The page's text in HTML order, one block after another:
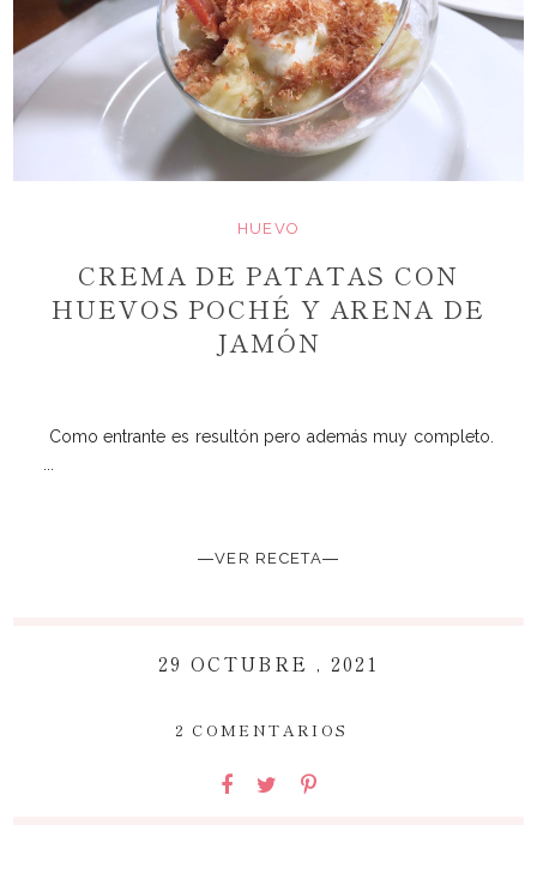
HUEVO
CREMA DE PATATAS CON
HUEVOS POCHÉ Y ARENA DE
JAMÓN
Como entrante es resultón pero además muy completo.
―VER RECETA―
29 OCTUBRE , 2021
2 COMENTARIOS